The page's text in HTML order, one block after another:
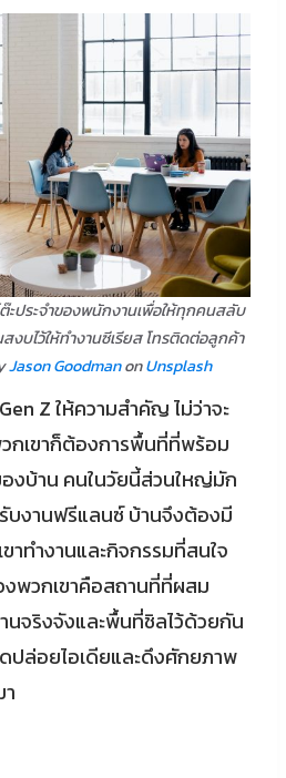
ประจำของพนักงานเพื่อให้ทุกคนสลับ
งบไว้ให้ทำงานซีเรียส โทรติดต่อลูกค้า
Jason GoodmanonUnsplash
Z ให้ความสำคัญ ไม่ว่าจะ
กเขาก็ต้องการพื้นที่ที่พร้อม
งบ้าน คนในวัยนี้ส่วนใหญ่มัก
บงานฟรีแลนซ์ บ้านจึงต้องมี
าทำงานและกิจกรรมที่สนใจ
พวกเขาคือสถานที่ที่ผสม
นจริงจังและพื้นที่ชิลไว้ด้วยกัน
ปล่อยไอเดียและดึงศักยภาพ